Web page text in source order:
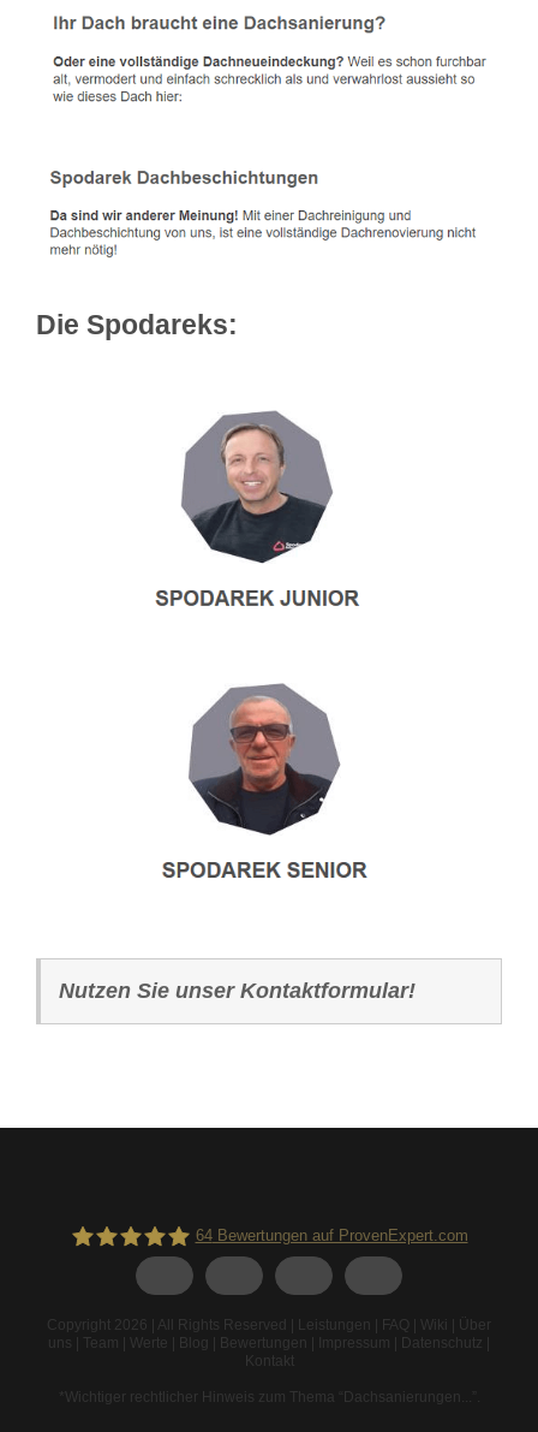
Die Spodareks:
Nutzen Sie unser Kontaktformular!
64Bewertungen auf ProvenExpert.com
Copyright 2026 | All Rights Reserved | Leistungen | FAQ | Wiki | Über
uns | Team | Werte | Blog | Bewertungen | Impressum | Datenschutz |
Kontakt
*Wichtiger rechtlicher Hinweis zum Thema “Dachsanierungen...”